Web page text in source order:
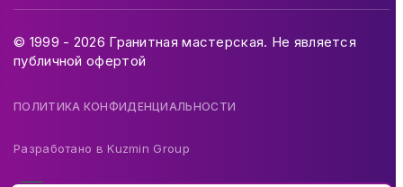
© 1999 - 2026 Гранитная мастерская. Не является
публичной офертой
ПОЛИТИКА КОНФИДЕНЦИАЛЬНОСТИ
Разработано вKuzmin Group